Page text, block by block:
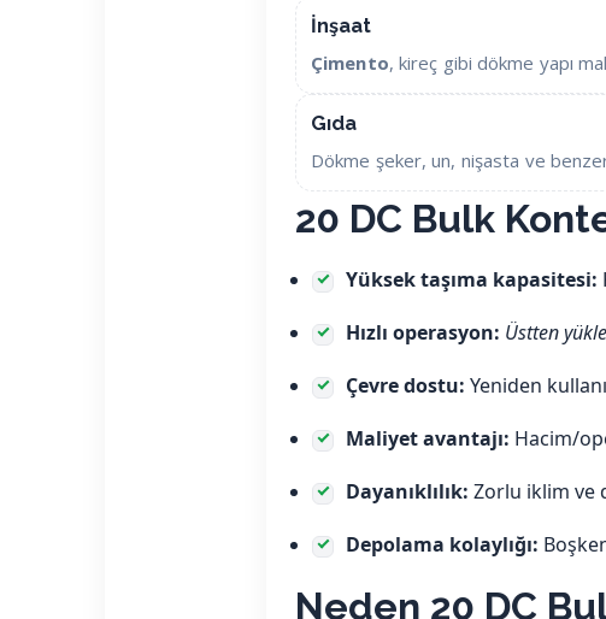
İnşaat
Çimento, kireç gibi dökme yapı
Gıda
Dökme şeker, un, nişasta ve
20 DC Bulk
Yüksek taşıma kapasitesi:
Hızlı operasyon: Üstten
Çevre dostu: Yeniden
Maliyet avantajı: Hacim/
Dayanıklılık: Zorlu iklim ve
Depolama kolaylığı:
Neden 20 DC